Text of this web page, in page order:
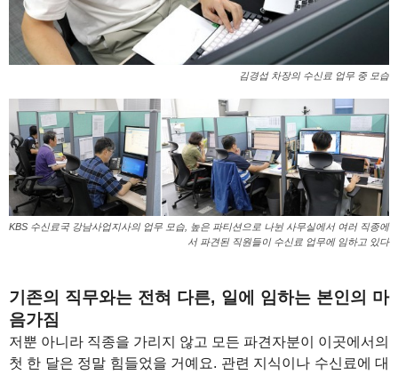
김경섭 차장의 수신료 업무 중 모습
KBS 수신료국 강남사업지사의 업무 모습, 높은 파티션으로 나뉜 사무실에서 여러 직종에
서 파견된 직원들이 수신료 업무에 임하고 있다
기존의 직무와는 전혀 다른, 일에 임하는 본인의 마
음가짐
저뿐 아니라 직종을 가리지 않고 모든 파견자분이 이곳에서의
첫 한 달은 정말 힘들었을 거예요. 관련 지식이나 수신료에 대